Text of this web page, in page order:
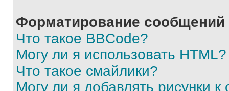
Форматирование
Что такое BBCode?
Могу ли я использовать HTML?
Что такое смайлики?
Могу ли я добавлять рисунки